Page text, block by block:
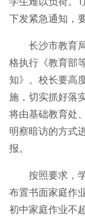
下发紧急通知，
长沙市教育局
格执行《教育部
知》。校长要高
施，切实抓好落
将由基础教育处
明察暗访的方式
报。
按照要求，学
布置书面家庭作
初中家庭作业不